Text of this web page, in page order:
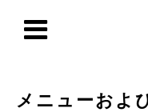
メニューおよ